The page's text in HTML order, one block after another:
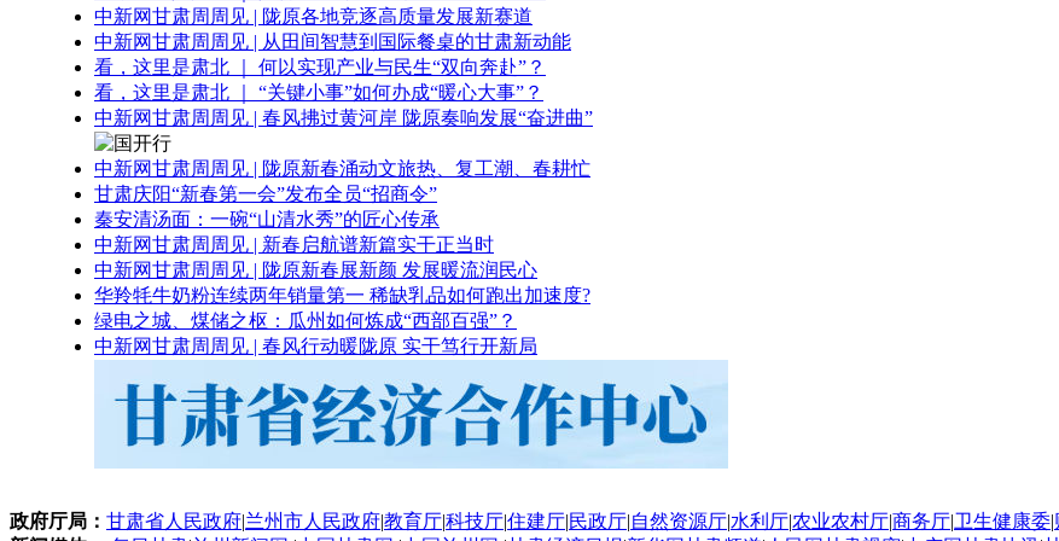
中新网甘肃周周见 | 陇原各地竞逐高质量发展新赛道
中新网甘肃周周见 | 从田间智慧到国际餐桌的甘肃新动能
看，这里是肃北 ｜ 何以实现产业与民生“双向奔赴”？
看，这里是肃北 ｜ “关键小事”如何办成“暖心大事”？
中新网甘肃周周见 | 春风拂过黄河岸 陇原奏响发展“奋进曲”
中新网甘肃周周见 | 陇原新春涌动文旅热、复工潮、春耕忙
甘肃庆阳“新春第一会”发布全员“招商令”
秦安清汤面：一碗“山清水秀”的匠心传承
中新网甘肃周周见 | 新春启航谱新篇实干正当时
中新网甘肃周周见 | 陇原新春展新颜 发展暖流润民心
华羚牦牛奶粉连续两年销量第一 稀缺乳品如何跑出加速度?
绿电之城、煤储之枢：瓜州如何炼成“西部百强”？
中新网甘肃周周见 | 春风行动暖陇原 实干笃行开新局
政府厅局： 甘肃省人民政府|兰州市人民政府|教育厅|科技厅|住建厅|民政厅|自然资源厅|水利厅|农业农村厅|商务厅|卫生健康委|